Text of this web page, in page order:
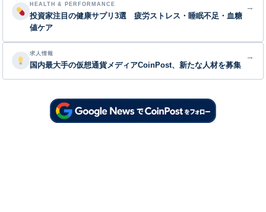
HEALTH & PERFORMANCE
投資家注目の健康サプリ3選 疲労ストレス・睡眠不足・血糖
値ケア
→
求人情報
国内最大手の仮想通貨メディアCoinPost、新たな人材を募集
→